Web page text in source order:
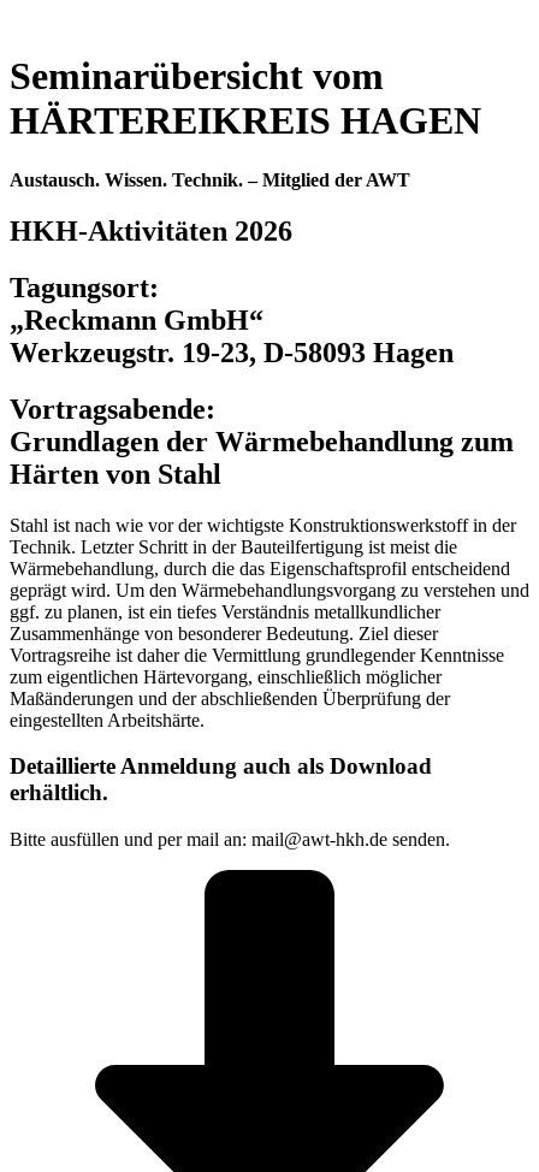
Seminarübersicht vom
HÄRTEREIKREIS HAGEN
Austausch. Wissen. Technik. – Mitglied der AWT
HKH-Aktivitäten 2026
Tagungsort:
„Reckmann GmbH“
Werkzeugstr. 19-23, D-58093 Hagen
Vortragsabende:
Grundlagen der Wärmebehandlung zum
Härten von Stahl
Stahl ist nach wie vor der wichtigste Konstruktionswerkstoff in der
Technik. Letzter Schritt in der Bauteilfertigung ist meist die
Wärmebehandlung, durch die das Eigenschaftsprofil entscheidend
geprägt wird. Um den Wärmebehandlungsvorgang zu verstehen und
ggf. zu planen, ist ein tiefes Verständnis metallkundlicher
Zusammenhänge von besonderer Bedeutung. Ziel dieser
Vortragsreihe ist daher die Vermittlung grundlegender Kenntnisse
zum eigentlichen Härtevorgang, einschließlich möglicher
Maßänderungen und der abschließenden Überprüfung der
eingestellten Arbeitshärte.
Detaillierte Anmeldung auch als Download
erhältlich.
Bitte ausfüllen und per mail an: mail@awt-hkh.de senden.